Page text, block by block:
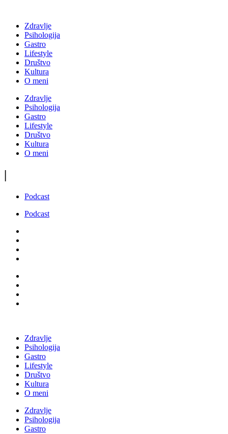
Zdravlje
Psihologija
Gastro
Lifestyle
Društvo
Kultura
O meni
Zdravlje
Psihologija
Gastro
Lifestyle
Društvo
Kultura
O meni
|
Podcast
Podcast
Zdravlje
Psihologija
Gastro
Lifestyle
Društvo
Kultura
O meni
Zdravlje
Psihologija
Gastro